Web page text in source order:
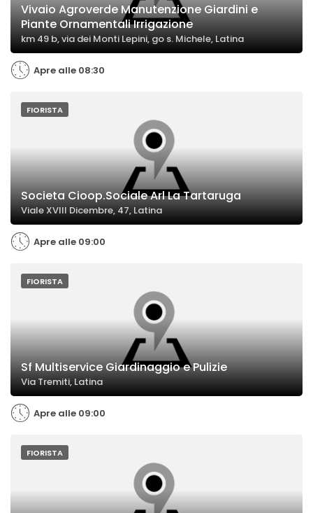
Vivaio Agroverde Manutenzione Giardini e
Piante Ornamentali Irrigazione
km 49 b, via dei Monti Lepini, go s. Michele, Latina
Apre alle 08:30
FIORISTA
Societa Cioop.Sociale Arl La Tartaruga
Viale XVIII Dicembre, 47, Latina
Apre alle 09:00
FIORISTA
Sf Multiservice Giardinaggio e Pulizie
Via Tremiti, Latina
Apre alle 09:00
FIORISTA